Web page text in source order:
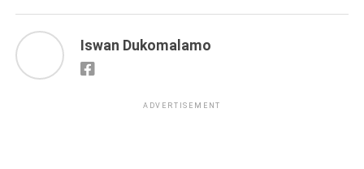
Iswan Dukomalamo
ADVERTISEMENT